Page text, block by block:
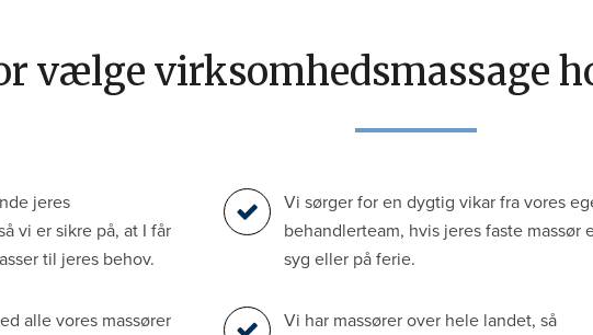
vælge virksomhedsmassage
jeres
vi er sikre på, at I får
til jeres behov.
Vi sørger for en dygtig vikar fra vores
behandlerteam, hvis jeres faste massør
syg eller på ferie.
alle vores massører
Vi har massører over hele landet, så